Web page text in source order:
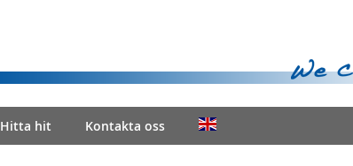
Hitta hit Kontakta oss